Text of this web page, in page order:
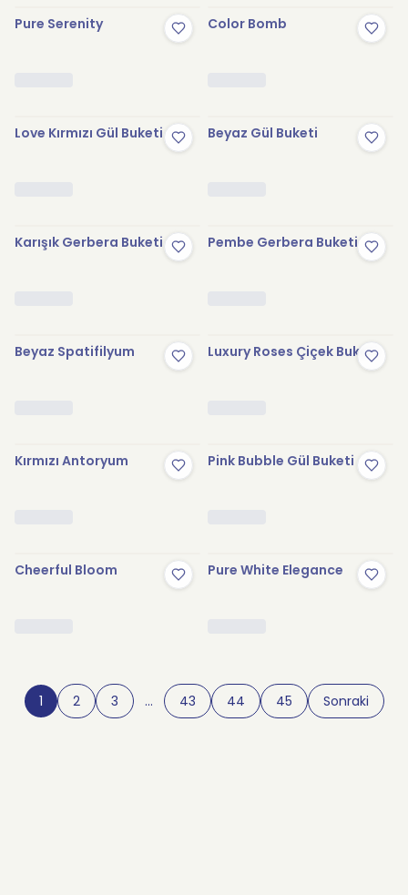
Pure Serenity Color Bomb
Love Kırmızı Gül Buketi Beyaz Gül Buketi
Karışık Gerbera Buketi Pembe Gerbera Buketi
Beyaz Spatifilyum Luxury Roses Çiçek Buketi
Kırmızı Antoryum Pink Bubble Gül Buketi
Cheerful Bloom Pure White Elegance
1 2 3 … 43 44 45 Sonraki